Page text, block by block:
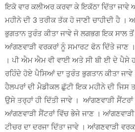
ਇਕੋ ਵਾਰ ਕਲੀਅਰ ਕਰਵਾ ਕੇ ਇਕੱਠਾ ਦਿੱਤਾ
ਮਹੀਨੇ ਦੀ 3 ਤਰੀਕ ਤੱਕ ਹੋ ਜਾਣੀ ਚਾਹੀਦੀ ਹੈ ।
ਭੁਗਤਾਨ ਤੁਰੰਤ ਕੀਤਾ ਜਾਵੇ ਜੋ ਲਗਭਗ ਇਕ ਸਾਲ
ਆਂਗਣਵਾੜੀ ਵਰਕਰਾਂ ਨੂੰ ਸਮਾਰਟ ਫੋਨ ਦਿੱਤੇ ਜਾਣ ।
। ਪੀ ਐਮ ਐਮ ਵੀ ਵਾਈ ਅਤੇ ਸੀ ਬੀ ਈ ਦੇ ਪੈਸੇ
ਰਹਿੰਦੇ ਹੋਏ ਪੈਸਿਆਂ ਦਾ ਤੁਰੰਤ ਭੁਗਤਾਨ ਕੀਤਾ
ਹੈਲਪਰਾਂ ਦੀ ਮੈਡੀਕਲ ਛੁੱਟੀ ਇਕ ਮਹੀਨੇ ਦੀ ਜਿਸ
ਉਸੇ ਤਰ੍ਹਾਂ ਹੀ ਦਿੱਤੀ ਜਾਵੇ । ਆਂਗਣਵਾੜੀ
ਆਂਗਣਵਾੜੀ ਸੈਂਟਰਾਂ ਵਿੱਚ ਭੇਜੇ ਜਾਣ ।
ਟੀਚਰ ਦਾ ਦਰਜਾ ਦਿੱਤਾ ਜਾਵੇ । ਆਂਗਣਵਾੜੀ